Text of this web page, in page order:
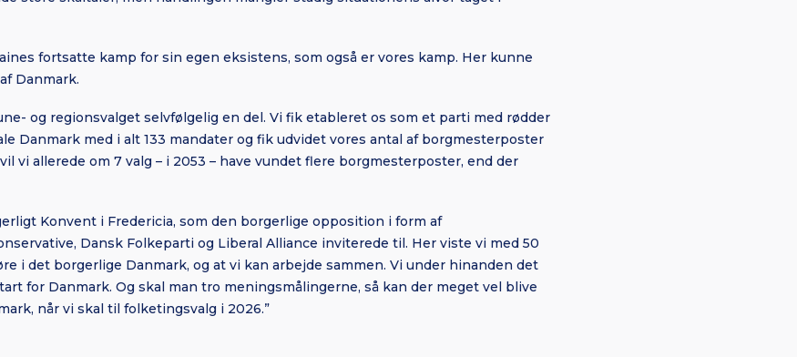
fortsatte kamp for sin egen eksistens, som også er vores kamp. Her kunne
Danmark.
og regionsvalget selvfølgelig en del. Vi fik etableret os som et parti med rødder
Danmark med i alt 133 mandater og fik udvidet vores antal af borgmesterposter
vi allerede om 7 valg – i 2053 – have vundet flere borgmesterposter, end der
Konvent i Fredericia, som den borgerlige opposition i form af
Dansk Folkeparti og Liberal Alliance inviterede til. Her viste vi med 50
i det borgerlige Danmark, og at vi kan arbejde sammen. Vi under hinanden det
for Danmark. Og skal man tro meningsmålingerne, så kan der meget vel blive
når vi skal til folketingsvalg i 2026.”